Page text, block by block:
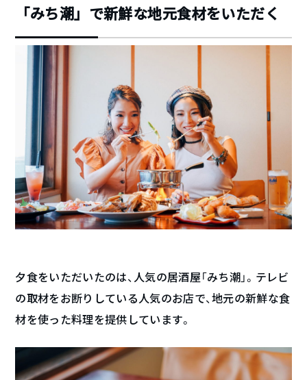
「みち潮」で新鮮な地元食材をいただく
夕食をいただいたのは、人気の居酒屋「みち潮」。テレビ
の取材をお断りしている人気のお店で、地元の新鮮な食
材を使った料理を提供しています。